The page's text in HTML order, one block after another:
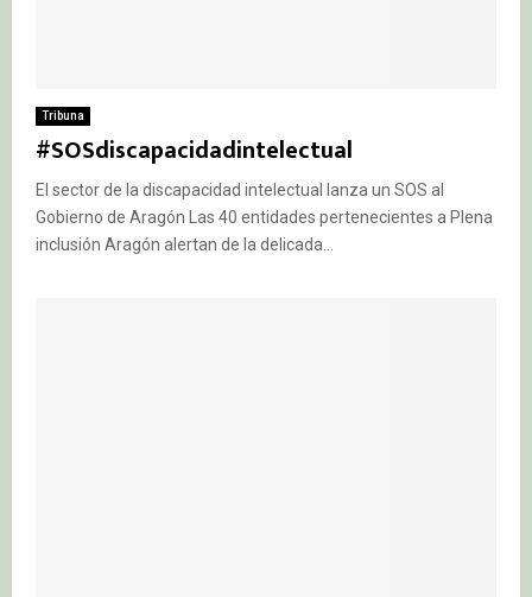
Tribuna
#SOSdiscapacidadintelectual
El sector de la discapacidad intelectual lanza un SOS al
Gobierno de Aragón Las 40 entidades pertenecientes a Plena
inclusión Aragón alertan de la delicada...